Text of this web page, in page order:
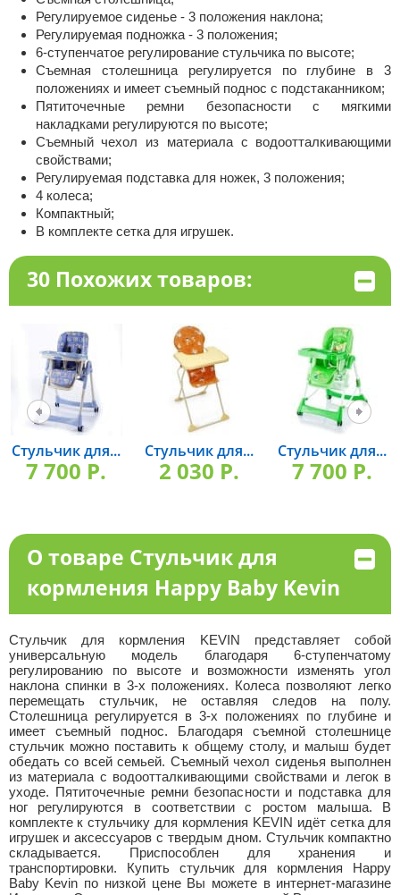
Регулируемое сиденье - 3 положения наклона;
Регулируемая подножка - 3 положения;
6-ступенчатое регулирование стульчика по высоте;
Съемная столешница регулируется по глубине в 3
положениях и имеет съемный поднос с подстаканником;
Пятиточечные ремни безопасности с мягкими
накладками регулируются по высоте;
Съемный чехол из материала с водоотталкивающими
свойствами;
Регулируемая подставка для ножек, 3 положения;
4 колеса;
Компактный;
В комплекте сетка для игрушек.
30 Похожих товаров:
Стульчик для...
7 700 P.
Стульчик для...
2 030 P.
Стульчик для...
7 700 P.
О товаре Стульчик для
кормления Happy Baby Kevin
Стульчик для кормления KEVIN представляет собой
универсальную модель благодаря 6-ступенчатому
регулированию по высоте и возможности изменять угол
наклона спинки в 3-х положениях. Колеса позволяют легко
перемещать стульчик, не оставляя следов на полу.
Столешница регулируется в 3-х положениях по глубине и
имеет съемный поднос. Благодаря съемной столешнице
стульчик можно поставить к общему столу, и малыш будет
обедать со всей семьей. Съемный чехол сиденья выполнен
из материала с водоотталкивающими свойствами и легок в
уходе. Пятиточечные ремни безопасности и подставка для
ног регулируются в соответствии с ростом малыша. В
комплекте к стульчику для кормления KEVIN идёт сетка для
игрушек и аксессуаров с твердым дном. Стульчик компактно
складывается. Приспособлен для хранения и
транспортировки. Купить cтульчик для кормления Happy
Baby Kevin по низкой цене Вы можете в интернет-магазине